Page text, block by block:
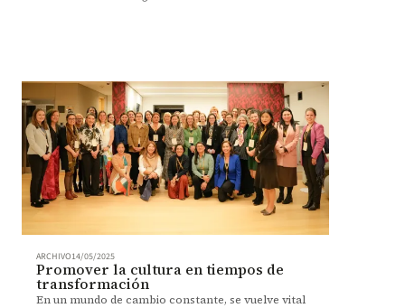
ARCHIVO14/05/2025
Promover la cultura en tiempos de
transformación
En un mundo de cambio constante, se vuelve vital